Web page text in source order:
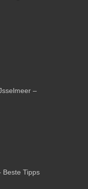
–
Beste Tipps